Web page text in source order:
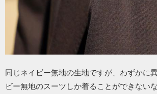
同じネイビー無地の生地ですが、わずかに
ビー無地のスーツしか着ることができない